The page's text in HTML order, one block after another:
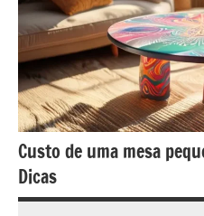
em
apresentar
as
melhores
práticas
para
criar
mesa
Custo de uma mesa
Dicas